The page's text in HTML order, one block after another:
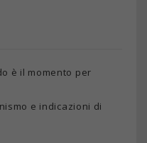
è il momento per
e indicazioni di